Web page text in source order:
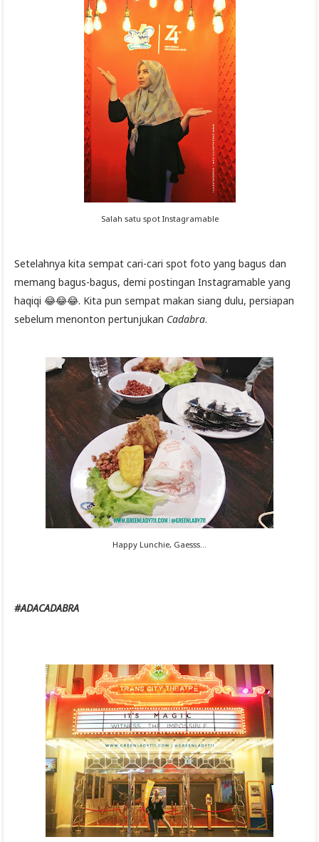
Salah satu spot Instagramable
Setelahnya kita sempat cari-cari spot foto yang bagus dan
memang bagus-bagus, demi postingan Instagramable yang
haqiqi 😂😂😂. Kita pun sempat makan siang dulu, persiapan
sebelum menonton pertunjukan Cadabra.
Happy Lunchie, Gaesss...
#ADACADABRA